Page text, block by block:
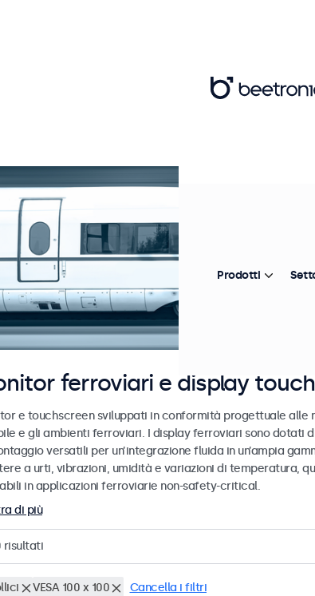
ferroviari e display
e touchscreen sviluppati in conformità progettuale alle
e gli ambienti ferroviari. I display ferroviari sono dotati
versatili per un’integrazione fluida in un’ampia
a urti, vibrazioni, umidità e variazioni di temperatura,
in applicazioni ferroviarie non-safety-critical.
di più
risultati
VESA 100 x 100 Cancella i filtri
Prodotti